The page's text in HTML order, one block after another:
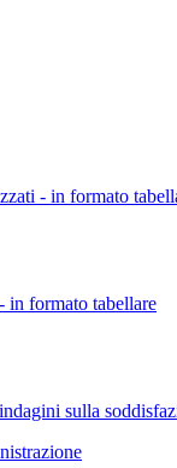
- in formato
in formato tabellare
sulla